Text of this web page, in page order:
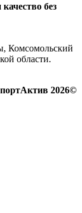
без
Комсомольский
области.
2026©